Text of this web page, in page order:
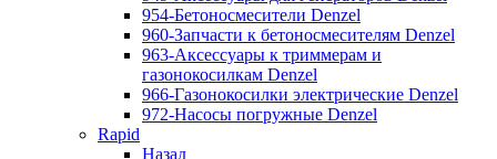
954-Бетоносмесители Denzel
960-Запчасти к бетоносмесителям Denzel
963-Аксессуары к триммерам и
газонокосилкам Denzel
966-Газонокосилки электрические Denzel
972-Насосы погружные Denzel
Rapid
Назад